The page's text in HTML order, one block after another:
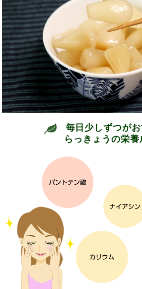
毎日少しずつがお
らっきょうの栄養